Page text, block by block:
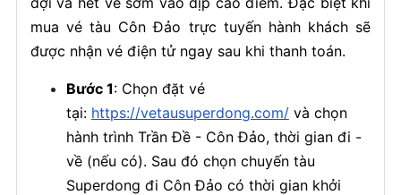
mua vé tàu Côn Đảo trực tuyến hành khách sẽ
được nhận vé điện tử ngay sau khi thanh toán.
Bước 1: Chọn đặt vé
tại: https://vetausuperdong.com/và chọn
hành trình Trần Đề - Côn Đảo, thời gian đi -
về (nếu có). Sau đó chọn chuyến tàu
Superdong đi Côn Đảo có thời gian khởi